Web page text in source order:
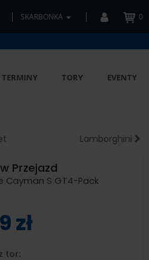
SKARBONKA 0
TERMINY TORY EVENTY
Lamborghini
Przejazd
Cayman S GT4-Pack
zł
tor: